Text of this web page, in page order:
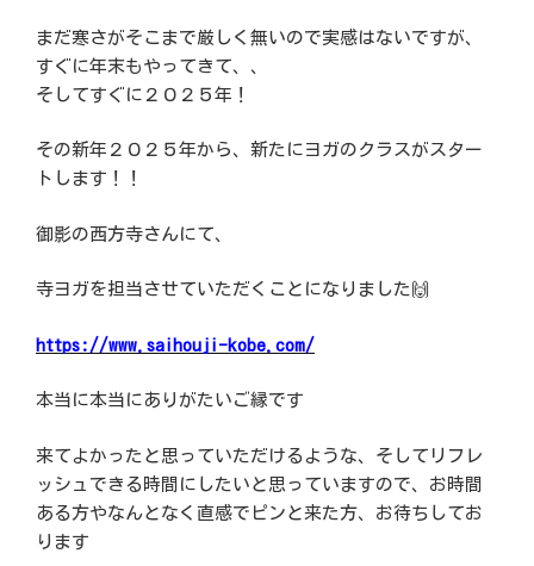
まだ寒さがそこまで厳しく無いので実感はないですが、
すぐに年末もやってきて、、
そしてすぐに２０２５年！
その新年２０２５年から、新たにヨガのクラスがスター
トします！！
御影の西方寺さんにて、
寺ヨガを担当させていただくことになりました🙌
https://www.saihouji-kobe.com/
本当に本当にありがたいご縁です
来てよかったと思っていただけるような、そしてリフレ
ッシュできる時間にしたいと思っていますので、お時間
ある方やなんとなく直感でピンと来た方、お待ちしてお
ります